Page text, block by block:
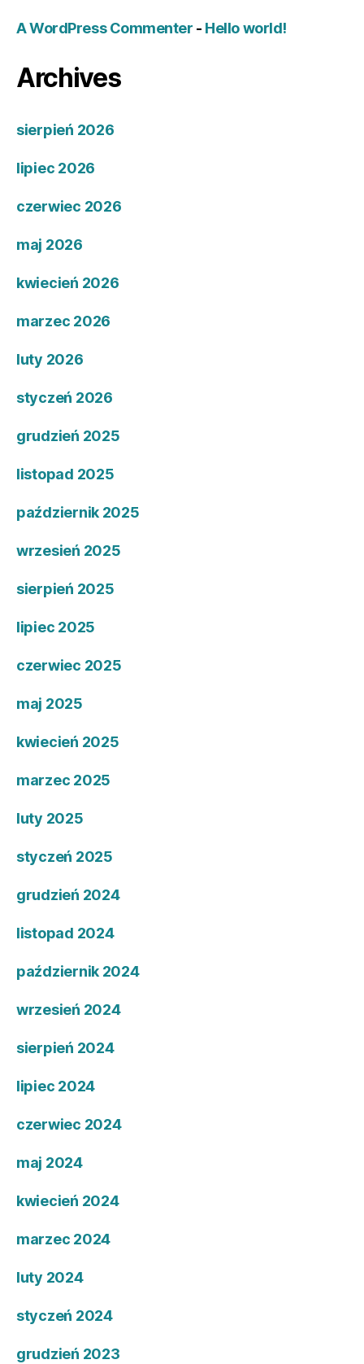
A WordPress Commenter - Hello world!
Archives
sierpień 2026
lipiec 2026
czerwiec 2026
maj 2026
kwiecień 2026
marzec 2026
luty 2026
styczeń 2026
grudzień 2025
listopad 2025
październik 2025
wrzesień 2025
sierpień 2025
lipiec 2025
czerwiec 2025
maj 2025
kwiecień 2025
marzec 2025
luty 2025
styczeń 2025
grudzień 2024
listopad 2024
październik 2024
wrzesień 2024
sierpień 2024
lipiec 2024
czerwiec 2024
maj 2024
kwiecień 2024
marzec 2024
luty 2024
styczeń 2024
grudzień 2023